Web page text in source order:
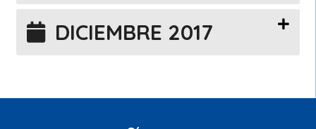
DICIEMBRE 2017